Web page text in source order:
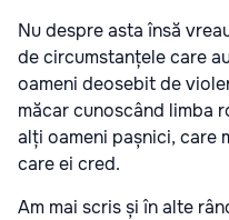
Nu despre asta însă
de circumstanțele care
oameni deosebit de
măcar cunoscând limba
alți oameni pașnici, care
care ei cred.
Am mai scris și în alte